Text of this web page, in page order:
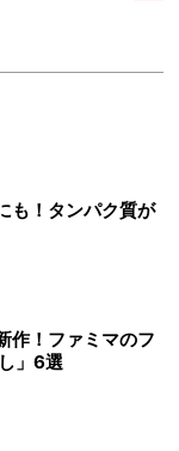
も！タンパク質が
作！ファミマのフ
」6選